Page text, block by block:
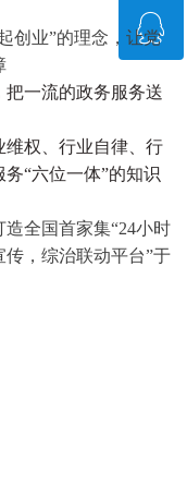
创业”的理念，让党
把一流的政务服务送
维权、行业自律、行
“六位一体”的知识
造全国首家集“24小时
，综治联动平台”于
ꁗ
QQ客服